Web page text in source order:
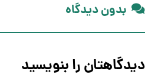
بدون دیدگاه
دیدگاهتان را بنویسید